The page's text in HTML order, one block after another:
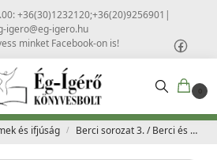
+36(30)1232120;+36(20)9256901 |
igero@eg-igero.hu
minket Facebook-on is!
0
és ifjúság / Berci sorozat 3. / Berci és a megbocsátás – Max Lucado